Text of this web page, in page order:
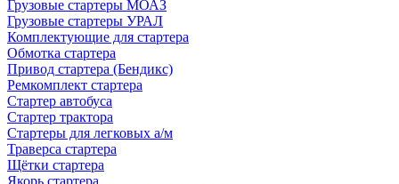
Грузовые стартеры МОАЗ
Грузовые стартеры УРАЛ
Комплектующие для стартера
Обмотка стартера
Привод стартера (Бендикс)
Ремкомплект стартера
Стартер автобуса
Стартер трактора
Стартеры для легковых а/м
Траверса стартера
Щётки стартера